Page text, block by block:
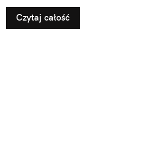
Czytaj całość